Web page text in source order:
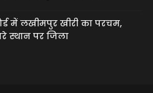
में लखीमपुर खीरी का परचम,
स्थान पर जिला